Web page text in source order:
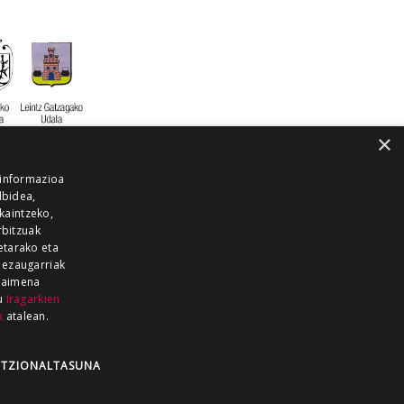
GUKA
GUKA ZUMAIA GUKA
×
eta
Iragarkien
atalean.